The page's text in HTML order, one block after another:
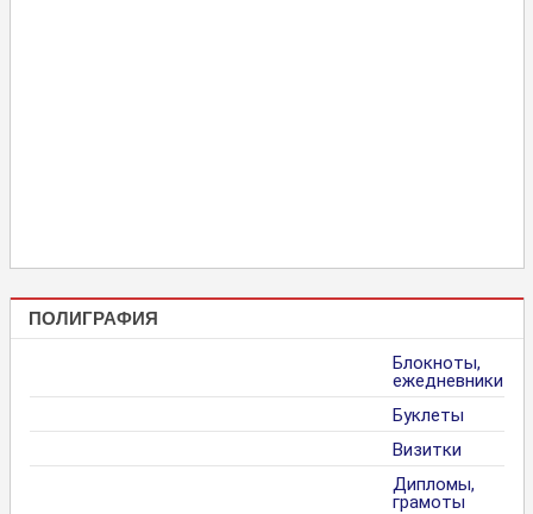
ПОЛИГРАФИЯ
Блокноты,
ежедневники
Буклеты
Визитки
Дипломы,
грамоты